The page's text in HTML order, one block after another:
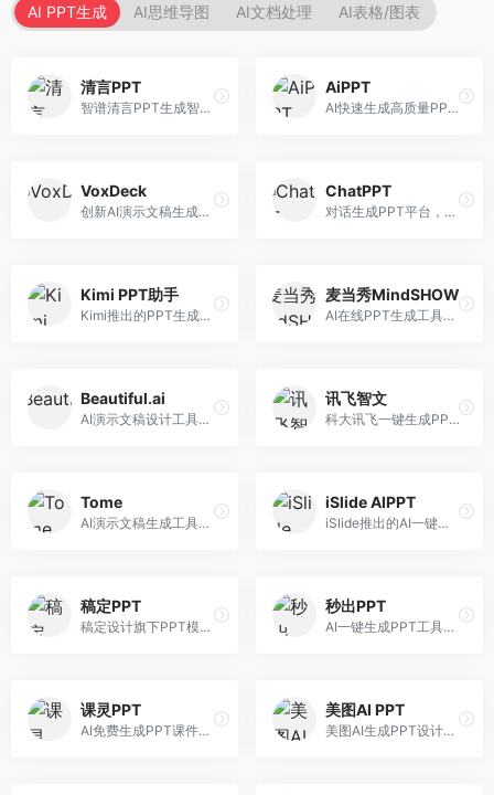
AI PPT生成 AI思维导图 AI文档处理 AI表格/图表
清言PPT
智谱清言PPT生成智能体，基于GLM大模型。面向智谱用户，支持对话生成PPT、内容优化等服务，与智谱生态深度整合。
AiPPT
AI快速生成高质量PPT平台，支持主题定制。面向职场人士和学生，提供一键生成、模板选择、内容优化等服务，PPT制作速度快，设计质量高。
VoxDeck
创新AI演示文稿生成工具，支持语音交互创作。面向职场人士，支持语音输入、PPT生成、内容优化等功能，语音创作体验便捷。
ChatPPT
对话生成PPT平台，支持自然语言交互创作。面向职场人士和教育工作者，通过对话方式完成PPT制作，交互体验友好，创作过程直观。
Kimi PPT助手
Kimi推出的PPT生成智能体，整合长文本处理能力。面向职场人士和学生，支持文档解析、PPT生成、内容优化等服务，与Kimi生态深度整合。
麦当秀MindSHOW
AI在线PPT生成工具，支持思维导图转PPT。面向职场人士，提供思维导图导入、PPT生成、模板选择等服务，思维导图转PPT效率高。
Beautiful.ai
AI演示文稿设计工具，专注于自动化设计排版。面向职场人士，提供智能排版、模板选择、设计优化等服务，设计美观度高。
讯飞智文
科大讯飞一键生成PPT和Word工具，整合语音技术。面向职场人士，支持语音输入、文档生成、格式调整等功能，办公效率显著提升。
Tome
AI演示文稿生成工具，专注于故事化演示创作。面向创业者和营销人员，提供故事叙述、视觉设计、内容生成等服务，演示文稿叙事性强。
iSlide AIPPT
iSlide推出的AI一键设计精美PPT工具。面向PPT设计用户，提供模板库、内容生成、设计优化等服务，与iSlide插件深度整合。
稿定PPT
稿定设计旗下PPT模板资源库，整合AI生成功能。面向设计师和职场人士，提供海量PPT模板、AI内容生成等服务，模板质量高。
秒出PPT
AI一键生成PPT工具，专注于快速演示文稿制作。面向职场人士，支持主题输入、内容生成、模板套用等功能，PPT生成速度快，适合紧急制作场景。
课灵PPT
AI免费生成PPT课件平台，专注于教育场景。面向教师和教育工作者，提供课件生成、教学设计、模板选择等服务，教育适配性强。
美图AI PPT
美图AI生成PPT设计工具，整合图像处理能力。面向设计师和职场人士，提供PPT生成、图片美化、设计优化等服务，视觉设计美观。